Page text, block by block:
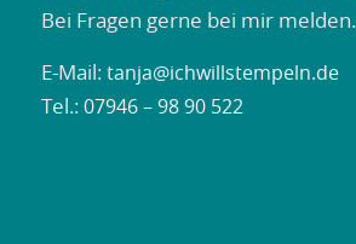
Bei Fragen gerne bei mir melden.
E-Mail: tanja@ichwillstempeln.de
Tel.: 07946 – 98 90 522